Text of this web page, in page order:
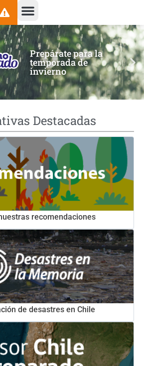
Prepárate para la
temporada de
invierno
Destacadas
recomendaciones
de desastres en Chile